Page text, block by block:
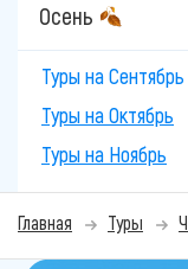
Осень
Туры на Сентябрь
Туры на Октябрь
Туры на Ноябрь
Главная Туры